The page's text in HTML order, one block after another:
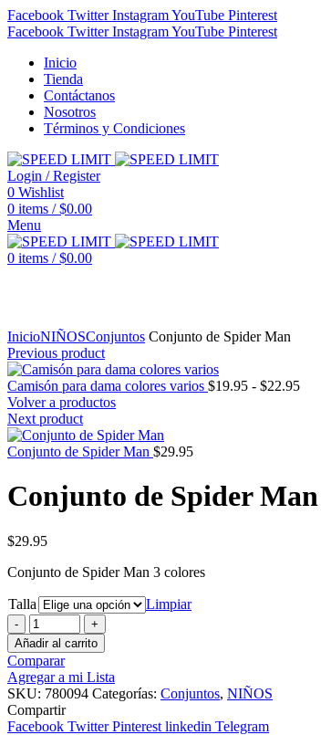
Facebook Twitter InstagramYouTube Pinterest
Facebook Twitter InstagramYouTube Pinterest
Inicio
Tienda
Contáctanos
Nosotros
Términos y Condiciones
Login / Register
0 Wishlist
0 items / $0.00
Menu
0 items / $0.00
InicioNIÑOSConjuntos Conjunto de Spider Man
Previous product
Camisón para dama colores varios $19.95 - $22.95Rango
Volver a productos
Next product
Conjunto de Spider Man $29.95
Conjunto de Spider Man
$29.95
Conjunto de Spider Man 3 colores
Talla
Limpiar
Conjunto
de
Spider
Man
cantidad
Añadir al carrito
Comparar
Agregar a mi Lista
SKU: 780094 Categorías: Conjuntos, NIÑOS
Compartir
Facebook Twitter Pinterest linkedin Telegram